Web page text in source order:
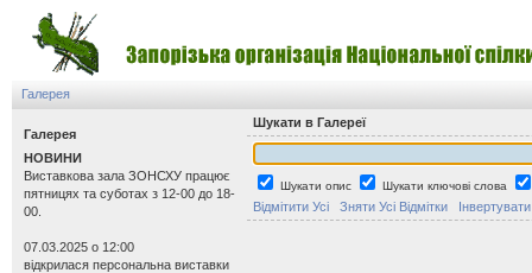
Галерея
Галерея
НОВИНИ
Виставкова зала ЗОНСХУ працює
пятницях та суботах з 12-00 до 18-
00.
07.03.2025 о 12:00
відкрилася персональна виставки
Шукати в Галереї
Шукати опис Шукати ключові слова
Відмітити Усі Зняти Усі Відмітки Інвертувати